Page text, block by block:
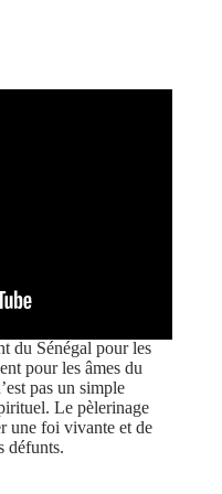
du Sénégal pour les
pour les âmes du
pas un simple
Le pèlerinage
une foi vivante et de
défunts.